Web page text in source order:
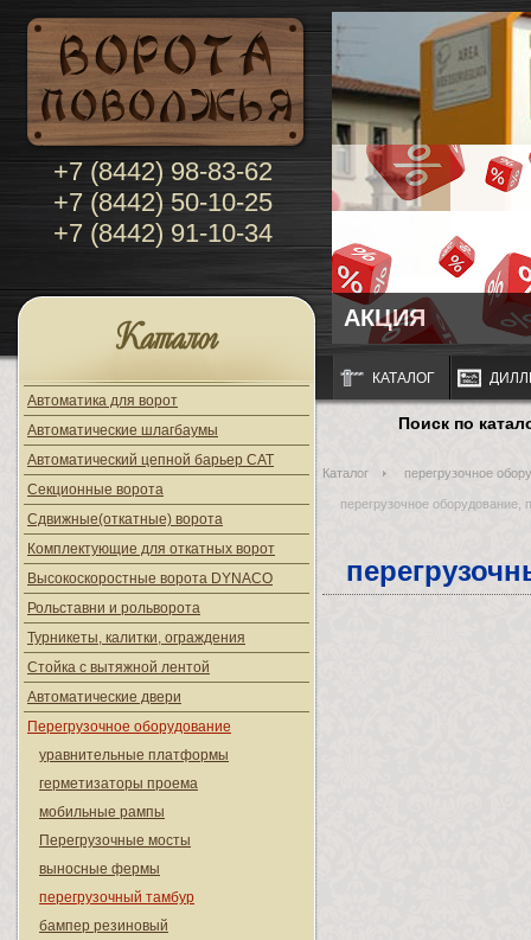
+7 (8442) 98-83-62
+7 (8442) 50-10-25
+7 (8442) 91-10-34
АКЦИЯ
Каталог
Автоматика для ворот
Автоматические шлагбаумы
Автоматический цепной барьер CAT
Секционные ворота
Сдвижные(откатные) ворота
Комплектующие для откатных ворот
Высокоскоростные ворота DYNACO
Рольставни и рольворота
Турникеты, калитки, ограждения
Стойка с вытяжной лентой
Автоматические двери
Перегрузочное оборудование
уравнительные платформы
герметизаторы проема
мобильные рампы
Перегрузочные мосты
выносные фермы
перегрузочный тамбур
бампер резиновый
КАТАЛОГ
Поиск по
Каталог перегрузочное
перегрузочное